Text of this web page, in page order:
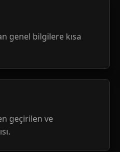
genel bilgilere kısa
geçirilen ve